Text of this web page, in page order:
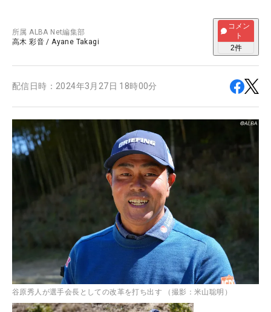
所属ALBA Net編集部
高木 彩音 /Ayane Takagi
コメン
ト
2件
配信日時： 2024年3月27日 18時00分
谷原秀人が選手会長としての改革を打ち出す （撮影：米山聡明）